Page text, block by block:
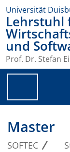
Universität
Lehrstuhl
und
Prof. Dr. Stefan
Master
SOFTEC